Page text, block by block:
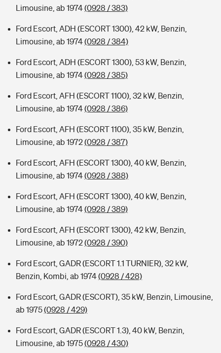
Limousine, ab 1974(0928 / 383)
Ford Escort, ADH (ESCORT 1300), 42 kW, Benzin,
Limousine, ab 1974(0928 / 384)
Ford Escort, ADH (ESCORT 1300), 53 kW, Benzin,
Limousine, ab 1974(0928 / 385)
Ford Escort, AFH (ESCORT 1100), 32 kW, Benzin,
Limousine, ab 1974(0928 / 386)
Ford Escort, AFH (ESCORT 1100), 35 kW, Benzin,
Limousine, ab 1972(0928 / 387)
Ford Escort, AFH (ESCORT 1300), 40 kW, Benzin,
Limousine, ab 1974(0928 / 388)
Ford Escort, AFH (ESCORT 1300), 40 kW, Benzin,
Limousine, ab 1974(0928 / 389)
Ford Escort, AFH (ESCORT 1300), 42 kW, Benzin,
Limousine, ab 1972(0928 / 390)
Ford Escort, GADR (ESCORT 1.1 TURNIER), 32 kW,
Benzin, Kombi, ab 1974(0928 / 428)
Ford Escort, GADR (ESCORT), 35 kW, Benzin, Limousine,
ab 1975(0928 / 429)
Ford Escort, GADR (ESCORT 1.3), 40 kW, Benzin,
Limousine, ab 1975(0928 / 430)